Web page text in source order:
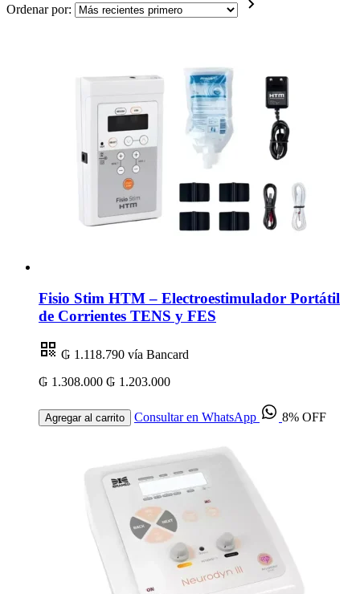
Ordenar por:
Fisio Stim HTM – Electroestimulador Portátil
de Corrientes TENS y FES
₲ 1.118.790 vía Bancard
₲ 1.308.000 ₲ 1.203.000
Agregar al carrito Consultar en WhatsApp 8% OFF